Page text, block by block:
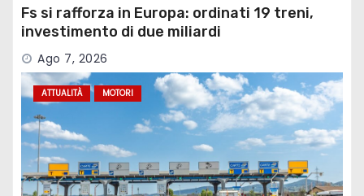
Fs si rafforza in Europa: ordinati 19 treni,
investimento di due miliardi
Ago 7, 2026
ATTUALITÀ MOTORI